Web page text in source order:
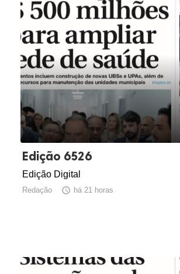
Edição 6526
Edição Digital
Redação  há 21 horas